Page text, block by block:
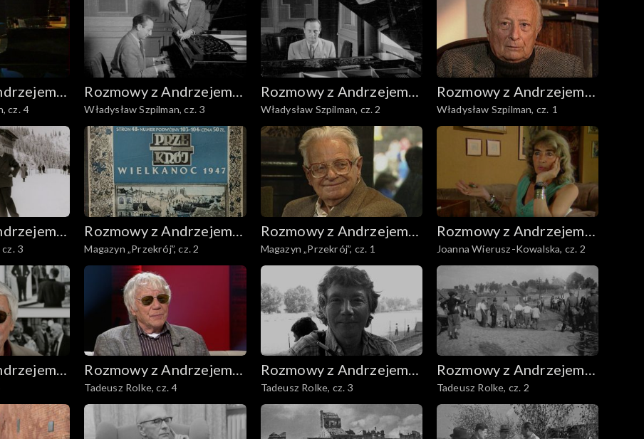
cz. 4
Rozmowy z Andrzejem
Doboszem
Władysław Szpilman, cz. 3
Rozmowy z Andrzejem
Doboszem
Władysław Szpilman, cz. 2
Rozmowy z Andrzejem
Doboszem
Władysław Szpilman, cz. 1
cz. 3
Rozmowy z Andrzejem
Doboszem
Magazyn „Przekrój”, cz. 2
Rozmowy z Andrzejem
Doboszem
Magazyn „Przekrój”, cz. 1
Rozmowy z Andrzejem
Doboszem
Joanna Wierusz-Kowalska, cz. 2
Rozmowy z Andrzejem
Doboszem
Tadeusz Rolke, cz. 4
Rozmowy z Andrzejem
Doboszem
Tadeusz Rolke, cz. 3
Rozmowy z Andrzejem
Doboszem
Tadeusz Rolke, cz. 2